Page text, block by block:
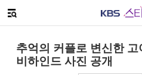
메뉴 열기
추억의 커플로 변신한
비하인드 사진 공개
페이스북
트위터
네이버
URL복사
글씨 작게보기
글씨 크게보기